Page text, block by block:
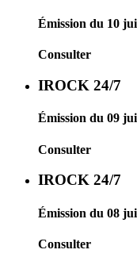
Émission du 10
Consulter
IROCK 24/7
Émission du 09
Consulter
IROCK 24/7
Émission du 08
Consulter